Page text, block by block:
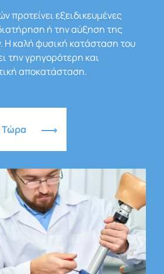
προτείνει εξειδικευμένες
ή την αύξηση της
Η καλή φυσική κατάσταση του
την γρηγορότερη και
αποκατάσταση.
Τώρα